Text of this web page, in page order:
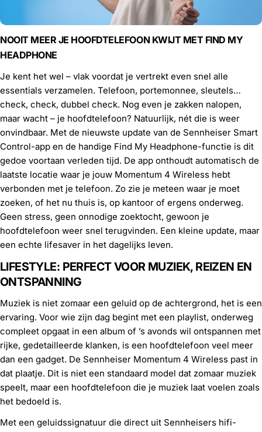
NOOIT MEER JE HOOFDTELEFOON KWIJT MET FIND MY
HEADPHONE
Je kent het wel – vlak voordat je vertrekt even snel alle
essentials verzamelen. Telefoon, portemonnee, sleutels…
check, check, dubbel check. Nog even je zakken nalopen,
maar wacht – je hoofdtelefoon? Natuurlijk, nét die is weer
onvindbaar. Met de nieuwste update van de Sennheiser Smart
Control-app en de handige Find My Headphone-functie is dit
gedoe voortaan verleden tijd. De app onthoudt automatisch de
laatste locatie waar je jouw Momentum 4 Wireless hebt
verbonden met je telefoon. Zo zie je meteen waar je moet
zoeken, of het nu thuis is, op kantoor of ergens onderweg.
Geen stress, geen onnodige zoektocht, gewoon je
hoofdtelefoon weer snel terugvinden. Een kleine update, maar
een echte lifesaver in het dagelijks leven.
LIFESTYLE: PERFECT VOOR MUZIEK, REIZEN EN
ONTSPANNING
Muziek is niet zomaar een geluid op de achtergrond, het is een
ervaring. Voor wie zijn dag begint met een playlist, onderweg
compleet opgaat in een album of ’s avonds wil ontspannen met
rijke, gedetailleerde klanken, is een hoofdtelefoon veel meer
dan een gadget. De Sennheiser Momentum 4 Wireless past in
dat plaatje. Dit is niet een standaard model dat zomaar muziek
speelt, maar een hoofdtelefoon die je muziek laat voelen zoals
het bedoeld is.
Met een geluidssignatuur die direct uit Sennheisers hifi-